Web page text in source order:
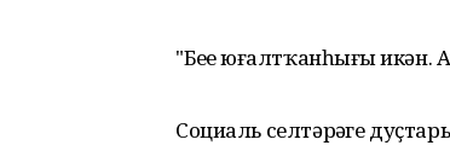
"Беҙҙе юғалтҡанһығыҙ
Социаль селтәрҙәге